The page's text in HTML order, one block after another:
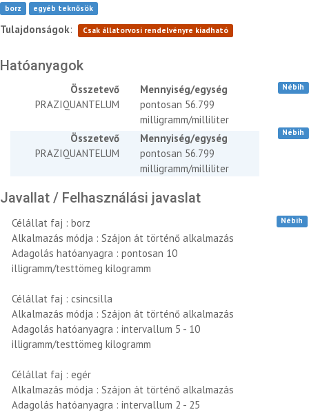
borz
egyéb teknősök
Tulajdonságok: Csak állatorvosi rendelvényre kiadható
Hatóanyagok
Összetevő
Mennyiség/egység
PRAZIQUANTELUM
pontosan 56.799
milligramm/milliliter
Nébih
Összetevő
Mennyiség/egység
PRAZIQUANTELUM
pontosan 56.799
milligramm/milliliter
Nébih
Javallat / Felhasználási javaslat
Célállat faj : borz
Alkalmazás módja : Szájon át történő alkalmazás
Adagolás hatóanyagra : pontosan 10
illigramm/testtömeg kilogramm
Célállat faj : csincsilla
Alkalmazás módja : Szájon át történő alkalmazás
Adagolás hatóanyagra : intervallum 5 - 10
illigramm/testtömeg kilogramm
Célállat faj : egér
Alkalmazás módja : Szájon át történő alkalmazás
Adagolás hatóanyagra : intervallum 2 - 25
Nébih